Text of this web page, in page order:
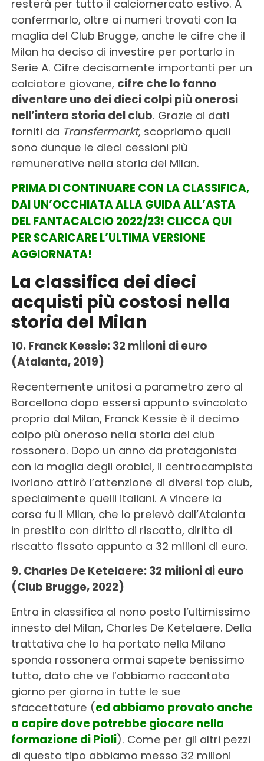
resterà per tutto il calciomercato estivo. A
confermarlo, oltre ai numeri trovati con la
maglia del Club Brugge, anche le cifre che il
Milan ha deciso di investire per portarlo in
Serie A. Cifre decisamente importanti per un
calciatore giovane, cifre che lo fanno
diventare uno dei dieci colpi più onerosi
nell’intera storia del club. Grazie ai dati
forniti da Transfermarkt, scopriamo quali
sono dunque le dieci cessioni più
remunerative nella storia del Milan.
PRIMA DI CONTINUARE CON LA CLASSIFICA,
DAI UN’OCCHIATA ALLA GUIDA ALL’ASTA
DEL FANTACALCIO 2022/23! CLICCA QUI
PER SCARICARE L’ULTIMA VERSIONE
AGGIORNATA!
La classifica dei dieci
acquisti più costosi nella
storia del Milan
10. Franck Kessie: 32 milioni di euro
(Atalanta, 2019)
Recentemente unitosi a parametro zero al
Barcellona dopo essersi appunto svincolato
proprio dal Milan, Franck Kessie è il decimo
colpo più oneroso nella storia del club
rossonero. Dopo un anno da protagonista
con la maglia degli orobici, il centrocampista
ivoriano attirò l’attenzione di diversi top club,
specialmente quelli italiani. A vincere la
corsa fu il Milan, che lo prelevò dall’Atalanta
in prestito con diritto di riscatto, diritto di
riscatto fissato appunto a 32 milioni di euro.
9. Charles De Ketelaere: 32 milioni di euro
(Club Brugge, 2022)
Entra in classifica al nono posto l’ultimissimo
innesto del Milan, Charles De Ketelaere. Della
trattativa che lo ha portato nella Milano
sponda rossonera ormai sapete benissimo
tutto, dato che ve l’abbiamo raccontata
giorno per giorno in tutte le sue
sfaccettature (ed abbiamo provato anche
a capire dove potrebbe giocare nella
formazione di Pioli). Come per gli altri pezzi
di questo tipo abbiamo messo 32 milioni